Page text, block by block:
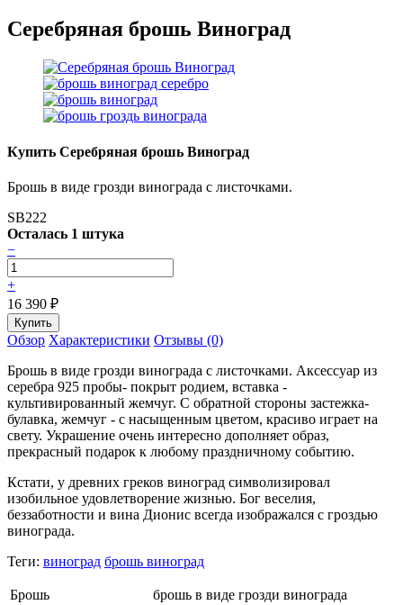
Серебряная брошь Виноград
Купить Серебряная брошь Виноград
Брошь в виде грозди винограда с листочками.
SB222
Осталась 1 штука
−
+
16 390 ₽
Обзор Характеристики Отзывы (0)
Брошь в виде грозди винограда с листочками. Аксессуар из
серебра 925 пробы- покрыт родием, вставка -
культивированный жемчуг. С обратной стороны застежка-
булавка, жемчуг - с насыщенным цветом, красиво играет на
свету. Украшение очень интересно дополняет образ,
прекрасный подарок к любому праздничному событию.
Кстати, у древних греков виноград символизировал
изобильное удовлетворение жизнью. Бог веселия,
беззаботности и вина Дионис всегда изображался с гроздью
винограда.
Теги: виноград брошь виноград
Брошь
брошь в виде грозди винограда